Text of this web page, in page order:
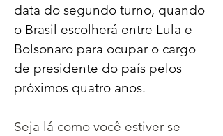
data do segundo turno, quando
o Brasil escolherá entre Lula e
Bolsonaro para ocupar o cargo
de presidente do país pelos
próximos quatro anos.
Seja lá como você estiver se